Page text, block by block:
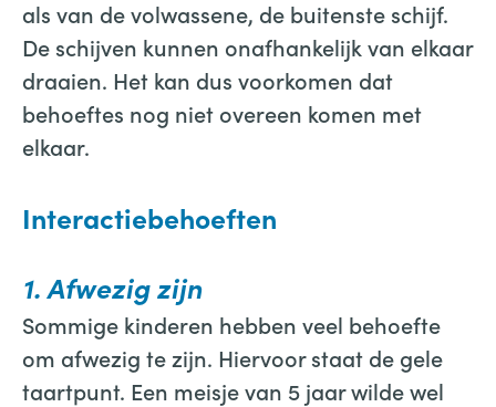
als van de volwassene, de buitenste schijf.
De schijven kunnen onafhankelijk van elkaar
draaien. Het kan dus voorkomen dat
behoeftes nog niet overeen komen met
elkaar.
Interactiebehoeften
1. Afwezig zijn
Sommige kinderen hebben veel behoefte
om afwezig te zijn. Hiervoor staat de gele
taartpunt. Een meisje van 5 jaar wilde wel